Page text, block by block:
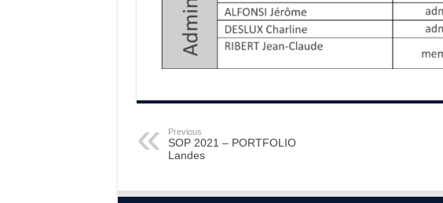
Previous
SOP 2021 – PORTFOLIO
Landes